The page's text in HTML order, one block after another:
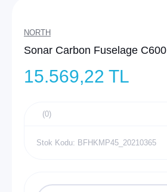
NORTH
Sonar Carbon Fuselage C600
15.569,22 TL
(0)
Stok Kodu: BFHKMP45_20210365